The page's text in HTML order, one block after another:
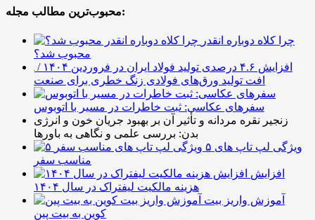
محبوب‌ترین مطالب مجله:
چرا کلاه دوباره انقدر
محبوب شد؟
افزایش ۴.۶ درصدی تولید فولاد ایران در فروردین ۱۴۰۴ /
افت تولید ورق‌های فولادی زنگ خطری برای صنعت
سفرهای عکاسی: ثبت خاطرات در مسیر با اتوبوس
زنجیر نقره مردانه و تأثیر آن بر بهبود جریان خون و انرژی
بدن: بررسی علمی و نگاهی به باورها
۵ ویژگی لپ تاپ های
مناسب سفر
افزایش
هزینه مالکیت لیفتراک در سال ۱۴۰۴
آموزش واریز بیت
کوین به بیت پین